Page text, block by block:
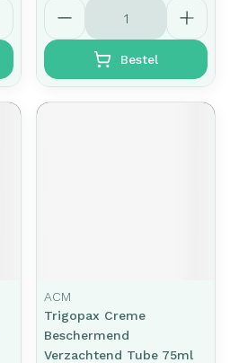
Aantal
Bestel
ACM
Trigopax Creme
Beschermend
Verzachtend Tube 75ml